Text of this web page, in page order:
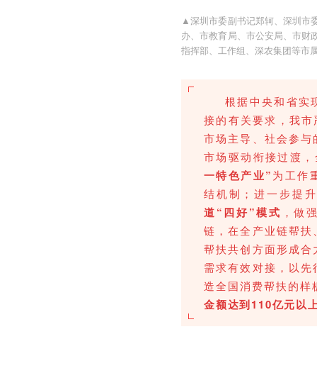
▲深圳市委副书记郑轲、深圳市
办、市教育局、市公安局、市财
指挥部、工作组、深农集团等市
根据中央和省实
接的有关要求，我
市场主导、社会参
市场驱动衔接过渡
一特色产业”为工作
结机制； 进一步提
道“四好”模式 ，做
链，在全产业链帮
帮扶共创方面形成
需求有效对接，以
造全国消费帮扶的样
金额达到110亿元以